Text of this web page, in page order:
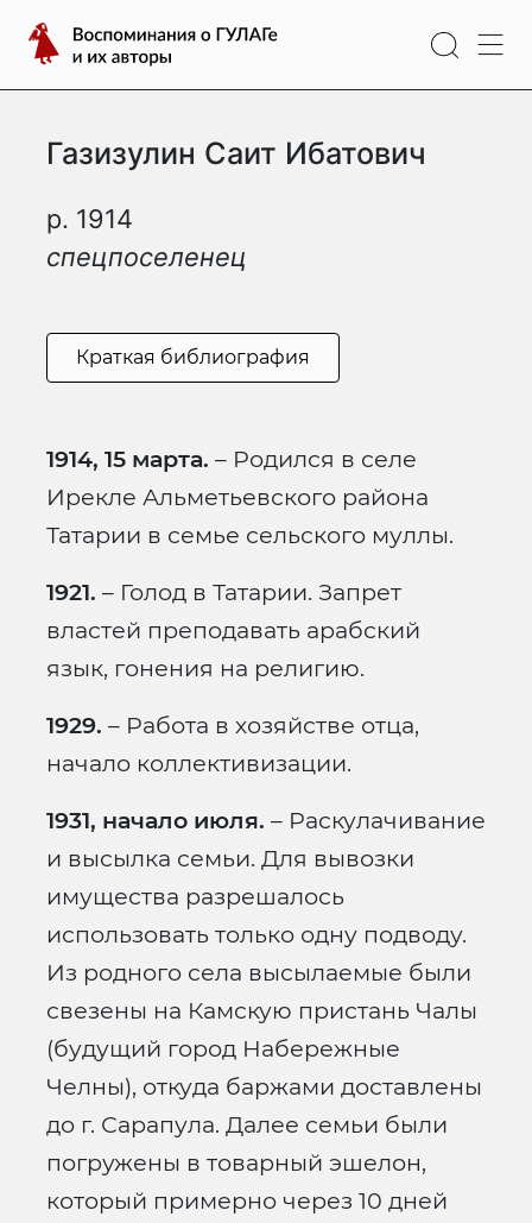
содержимому
Воспоминания
о
ГУЛАГе
ихГазизулин Саит Ибатович
р. 1914
спецпоселенец
Краткая библиография
1914, 15 марта. – Родился в селе
Ирекле Альметьевского района
Татарии в семье сельского муллы.
1921. – Голод в Татарии. Запрет
властей преподавать арабский
язык, гонения на религию.
1929. – Работа в хозяйстве отца,
начало коллективизации.
1931, начало июля. – Раскулачивание
и высылка семьи. Для вывозки
имущества разрешалось
использовать только одну подводу.
Из родного села высылаемые были
свезены на Камскую пристань Чалы
(будущий город Набережные
Челны), откуда баржами доставлены
до г. Сарапула. Далее семьи были
погружены в товарный эшелон,
который примерно через 10 дней